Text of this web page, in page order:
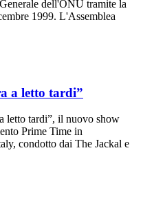
dell'ONU tramite la
1999. L'Assemblea
a letto tardi”
letto tardi”, il nuovo show
Prime Time in
condotto dai The Jackal e